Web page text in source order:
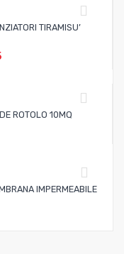
TIRAMISU’
ROTOLO 10MQ
IMPERMEABILE